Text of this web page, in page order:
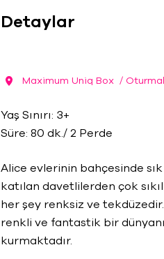
Detaylar
Maximum Uniq Box /
Yaş Sınırı: 3+
Süre: 80 dk./ 2 Perde
Alice evlerinin bahçesinde
katılan davetlilerden çok
her şey renksiz ve
renkli ve fantastik bir
kurmaktadır.